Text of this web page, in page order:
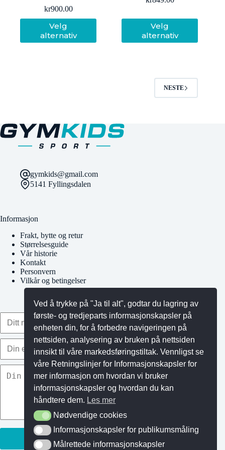
kr900.00
Velg
alternativ
Dette
produktet
har
Velg
alternativ
Dette
produktet
har
kan
velges
NESTE
gymkids@gmail.com
5141 Fyllingsdalen
Informasjon
Frakt, bytte og retur
Størrelsesguide
Vår historie
Kontakt
Personvern
Vilkår og betingelser
Ved å trykke på "Ja til alt", godtar du lagring av
første- og tredjeparts informasjonskapsler på
enheten din, for å forbedre navigeringen på
nettsiden, analysering av bruken på nettsiden
innsikt til våre markedsføringstiltak. Vennligst se
våre Retningslinjer for Informasjonskapsler for
mer informasjon om hvordan vi bruker
informasjonskapsler og hvordan du kan
håndtere dem. Les mer
Nødvendige cookies
Nødvendige cookies
Informasjonskapsler for publikumsmåling
Informasjonskapsler for publikumsmåling
Målrettede informasjonskapsler
Målrettede informasjonskapsler